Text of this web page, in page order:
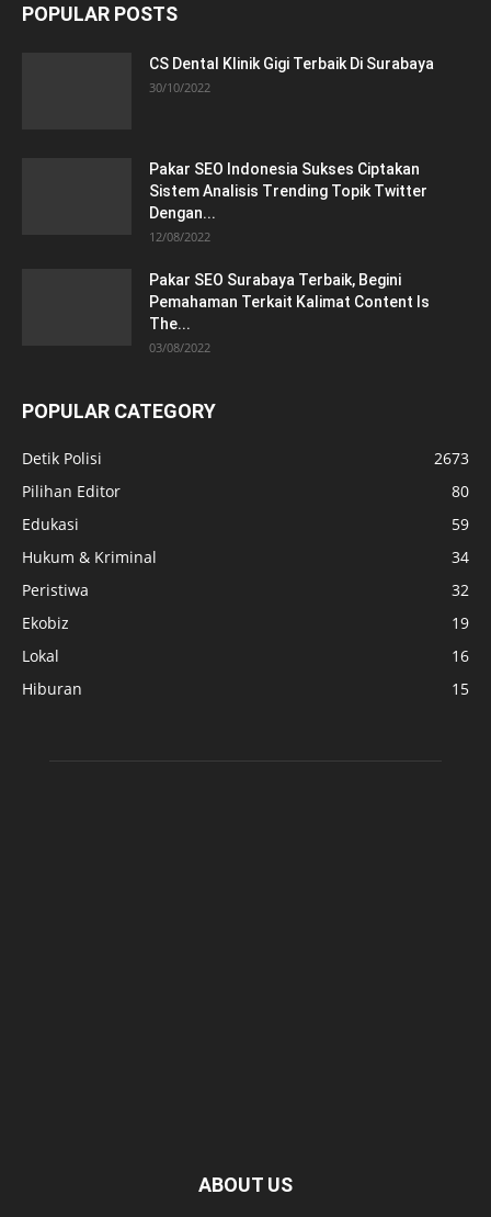
POPULAR POSTS
CS Dental Klinik Gigi Terbaik Di Surabaya
30/10/2022
Pakar SEO Indonesia Sukses Ciptakan
Sistem Analisis Trending Topik Twitter
Dengan...
12/08/2022
Pakar SEO Surabaya Terbaik, Begini
Pemahaman Terkait Kalimat Content Is
The...
03/08/2022
POPULAR CATEGORY
Detik Polisi
2673
Pilihan Editor
80
Edukasi
59
Hukum & Kriminal
34
Peristiwa
32
Ekobiz
19
Lokal
16
Hiburan
15
ABOUT US